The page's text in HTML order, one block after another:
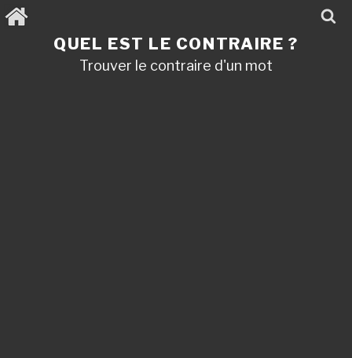
Aller
au
QUEL EST LE CONTRAIRE ?
Trouver le contraire d'un mot